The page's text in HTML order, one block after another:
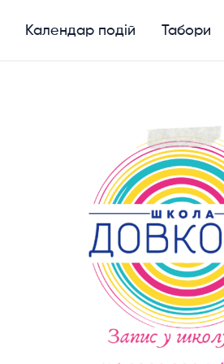
Календар подій Табори